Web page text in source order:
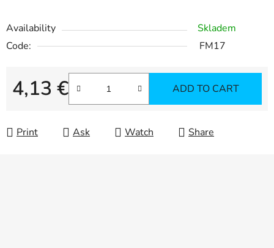
Availability
Skladem
Code:
FM17
4,13 €
Measure price:
ADD TO CART
Print Ask Watch Share